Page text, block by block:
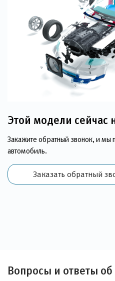
Этой модели сейчас
Закажите обратный звонок, и
автомобиль.
Заказать обратный
Вопросы и ответы об